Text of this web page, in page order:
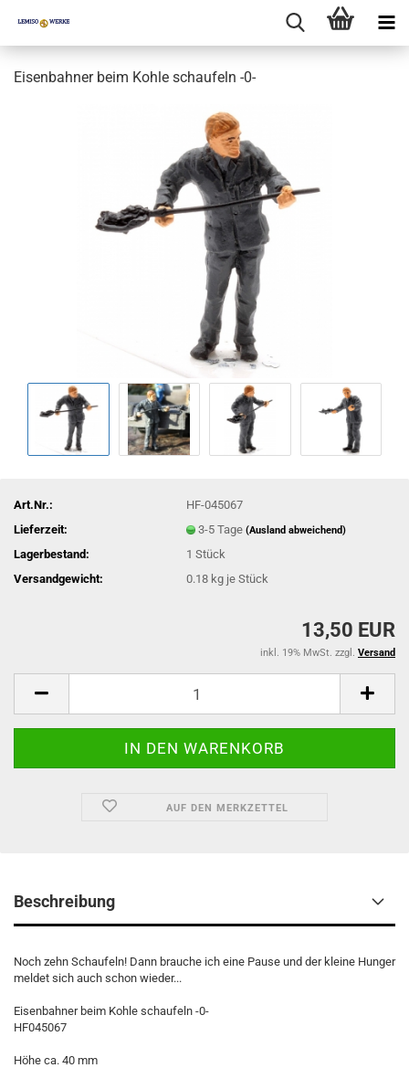
Eisenbahner beim Kohle schaufeln -0-
Art.Nr.:
HF-045067
Lieferzeit:
3-5 Tage(Ausland abweichend)
Lagerbestand: 1Stück
Versandgewicht:
0.18 kg je Stück
13,50 EUR
inkl. 19% MwSt. zzgl. Versand
AUF DEN MERKZETTEL
Beschreibung
Noch zehn Schaufeln! Dann brauche ich eine Pause und der kleine Hunger
meldet sich auch schon wieder...
Eisenbahner beim Kohle schaufeln -0-
HF045067
Höhe ca. 40 mm